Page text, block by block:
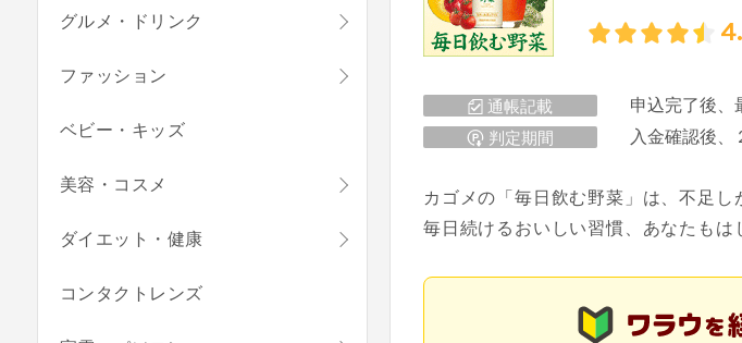
通帳記載
申込完了後、
判定期間
入金確認後、
カゴメの「毎日飲む野菜」は、不足
毎日続けるおいしい習慣、あなたもは
グルメ・ドリンク
ファッション
ベビー・キッズ
美容・コスメ
ダイエット・健康
コンタクトレンズ